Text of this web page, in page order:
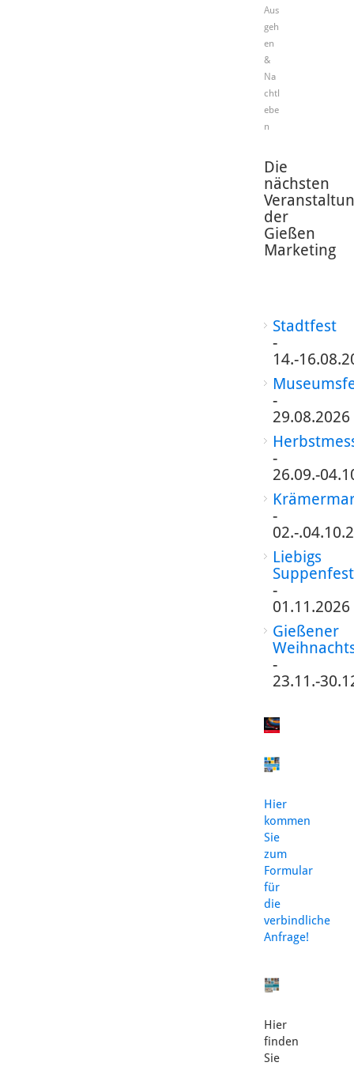
Aus
geh
en
&
Na
chtl
ebe
n
Die
nächsten
der
Gießen
Marketing
Stadtfest
-
14.-
-
29.08.2026
-
26.09.-
-
02.-
Liebigs
Suppenfest
-
01.11.2026
Gießener
-
23.11.-
Hier
kommen
Sie
zum
Formular
für
die
verbindliche
Anfrage!
Hier
finden
Sie